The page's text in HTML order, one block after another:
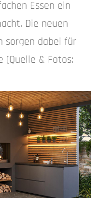
Essen ein
Die neuen
sorgen dabei für
& Fotos: